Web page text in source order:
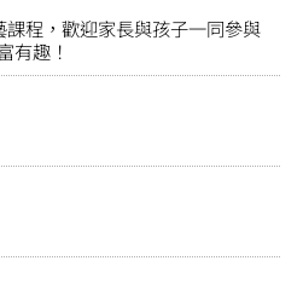
程，歡迎家長與孩子一同參與
有趣！